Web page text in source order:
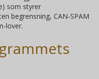
som styrer
begrensning, CAN-SPAM
lover.